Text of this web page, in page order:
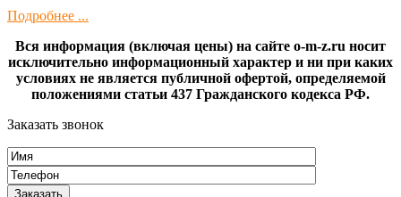
Подробнее ...
Вся информация (включая цены) на сайте o-m-z.ru носит
исключительно информационный характер и ни при каких
условиях не является публичной офертой, определяемой
положениями статьи 437 Гражданского кодекса РФ.
Заказать звонок